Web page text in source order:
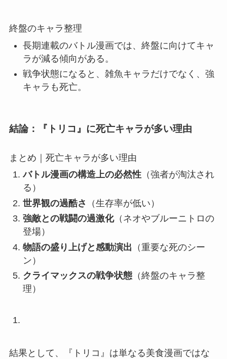
終盤のキャラ整理
長期連載のバトル漫画では、終盤に向けてキャ
ラが減る傾向がある。
戦争状態になると、雑魚キャラだけでなく、強
キャラも死亡。
結論：『トリコ』に死亡キャラが多い理由
まとめ｜死亡キャラが多い理由
バトル漫画の構造上の必然性（強者が淘汰され
る）
世界観の過酷さ
（生存率が低い）
強敵との戦闘の過激化（ネオやブルーニトロの
登場）
物語の盛り上げと感動演出 （重要な死のシー
ン）
クライマックスの戦争状態（終盤のキャラ整
理）
結果として、『トリコ』は単なる美食漫画ではな